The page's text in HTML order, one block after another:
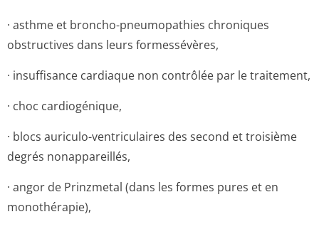
· asthme et broncho-pneumopathies chroniques
obstructives dans leurs formessévères,
· insuffisance cardiaque non contrôlée par le traitement,
· choc cardiogénique,
· blocs auriculo-ventriculaires des second et troisième
degrés nonappareillés,
· angor de Prinzmetal (dans les formes pures et en
monothérapie),